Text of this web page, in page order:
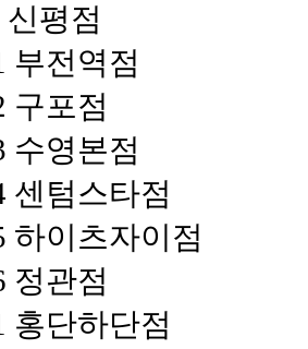
신평점
부전역점
구포점
수영본점
센텀스타점
하이츠자이점
정관점
홍단하단점